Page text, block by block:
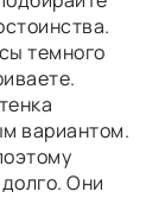
темного
вариантом.
Они